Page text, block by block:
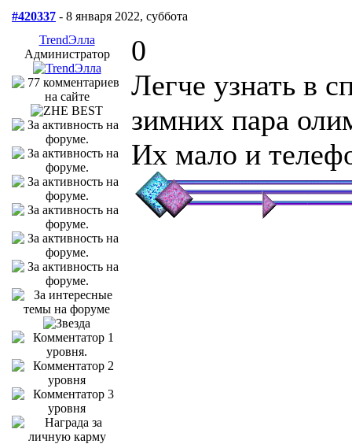
#420337 - 8 января 2022, суббота
TrendЭлла
Администратор
0
Легче узнать в
зимних пара
Их мало и